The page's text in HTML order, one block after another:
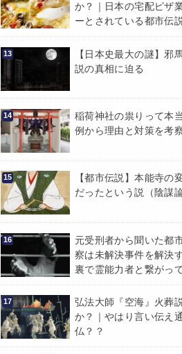
か？｜日本の宅配ピザ
ーとされている都市伝
【日本史最大の謎】邪
説の真相に迫る
稲荷神社の祟りって本
例から理由と対策を考
【都市伝説】本能寺の
だったという説（陰謀論
元受刑者から聞いた都
察は未解決事件を解決
裏で霊能力者と繋がっ
弘法大師『空海』火葬
か？｜やはり言い伝え
仏？？